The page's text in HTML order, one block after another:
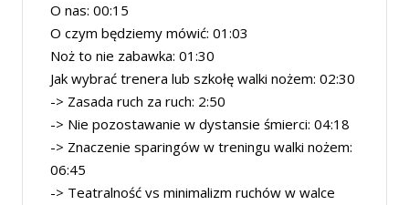
O nas: 00:15
O czym będziemy mówić: 01:03
Noż to nie zabawka: 01:30
Jak wybrać trenera lub szkołę walki nożem: 02:30
-> Zasada ruch za ruch: 2:50
-> Nie pozostawanie w dystansie śmierci: 04:18
-> Znaczenie sparingów w treningu walki nożem:
06:45
-> Teatralność vs minimalizm ruchów w walce